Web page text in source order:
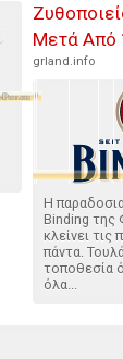
Μετά Από
grland.info
Η
Binding της
κλείνει τις
πάντα.
τοποθεσία
όλα...